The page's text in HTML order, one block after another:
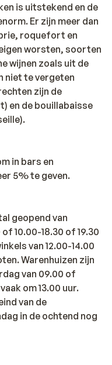
is uitstekend en de
Er zijn meer dan
roquefort en
worsten, soorten
wijnen zoals uit de
niet te vergeten
zijn de
en de bouillabaisse
in bars en
5% te geven.
geopend van
10.00-18.30 of 19.30
van 12.00-14.00
Warenhuizen zijn
van 09.00 of
om 13.00 uur.
van de
in de ochtend nog